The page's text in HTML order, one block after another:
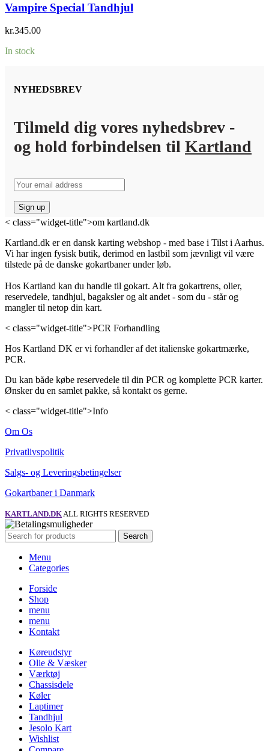
Vampire Special Tandhjul
kr.345.00
In stock
NYHEDSBREV
Tilmeld dig vores nyhedsbrev -
og hold forbindelsen til Kartland
< class="widget-title">om kartland.dk
Kartland.dk er en dansk karting webshop - med base i Tilst i Aarhus.
Vi har ingen fysisk butik, derimod en lastbil som jævnligt vil være
tilstede på de danske gokartbaner under løb.
Hos Kartland kan du handle til gokart. Alt fra gokartrens, olier,
reservedele, tandhjul, bagaksler og alt andet - som du - står og
mangler til netop din kart.
< class="widget-title">PCR Forhandling
Hos Kartland DK er vi forhandler af det italienske gokartmærke,
PCR.
Du kan både købe reservedele til din PCR og komplette PCR karter.
Ønsker du en samlet pakke, så kontakt os gerne.
< class="widget-title">Info
Om Os
Privatlivspolitik
Salgs- og Leveringsbetingelser
Gokartbaner i Danmark
KARTLAND.DK ALL RIGHTS RESERVED
Search
Menu
Categories
Forside
Shop
menu
menu
Kontakt
Køreudstyr
Olie & Væsker
Værktøj
Chassisdele
Køler
Laptimer
Tandhjul
Jesolo Kart
Wishlist